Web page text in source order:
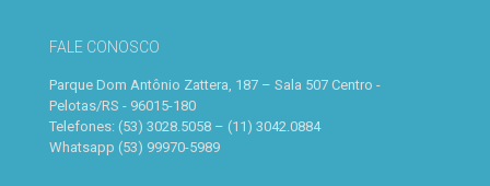
FALE CONOSCO
Parque Dom Antônio Zattera, 187 – Sala 507 Centro -
Pelotas/RS - 96015-180
Telefones: (53) 3028.5058 – (11) 3042.0884
Whatsapp (53) 99970-5989